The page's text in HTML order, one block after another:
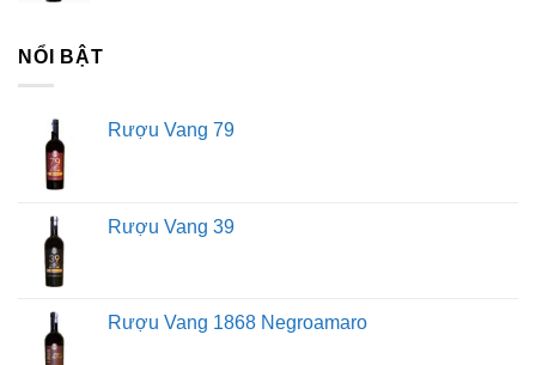
NỔI BẬT
Rượu Vang 79
Rượu Vang 39
Rượu Vang 1868 Negroamaro